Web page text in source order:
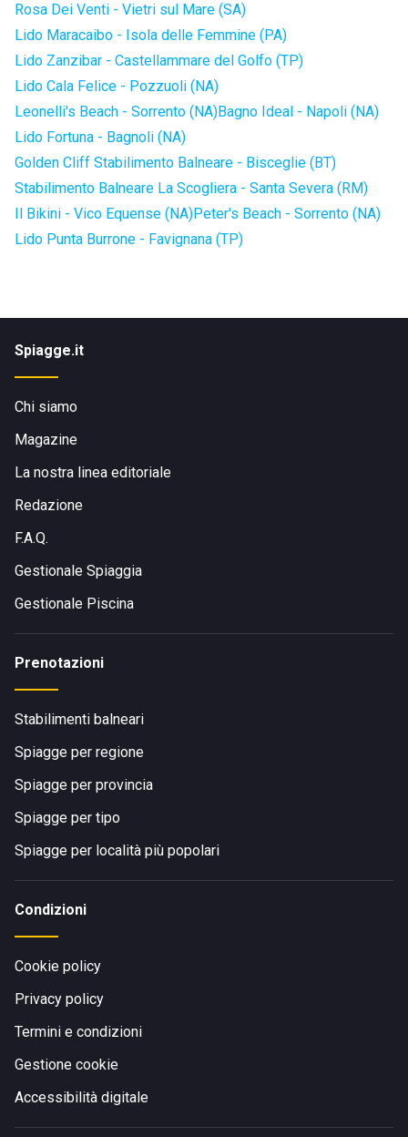
Rosa Dei Venti - Vietri sul Mare (SA)
Lido Maracaibo - Isola delle Femmine (PA)
Lido Zanzibar - Castellammare del Golfo (TP)
Lido Cala Felice - Pozzuoli (NA)
Leonelli's Beach - Sorrento (NA)Bagno Ideal - Napoli (NA)
Lido Fortuna - Bagnoli (NA)
Golden Cliff Stabilimento Balneare - Bisceglie (BT)
Stabilimento Balneare La Scogliera - Santa Severa (RM)
Il Bikini - Vico Equense (NA)Peter's Beach - Sorrento (NA)
Lido Punta Burrone - Favignana (TP)
Spiagge.it
Chi siamo
Magazine
La nostra linea editoriale
Redazione
F.A.Q.
Gestionale Spiaggia
Gestionale Piscina
Prenotazioni
Stabilimenti balneari
Spiagge per regione
Spiagge per provincia
Spiagge per tipo
Spiagge per località più popolari
Condizioni
Cookie policy
Privacy policy
Termini e condizioni
Gestione cookie
Accessibilità digitale